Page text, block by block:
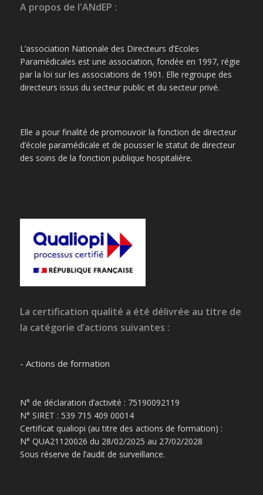
A propos de l'ANdEP :
L’association Nationale des Directeurs d’Ecoles
Paramédicales est une association, fondée en 1997, régie
par la loi sur les associations de 1901. Elle regroupe des
directeurs issus du secteur public et du secteur privé.
Elle a pour finalité de promouvoir la fonction de directeur
d’école paramédicale et de pousser le statut de directeur
des soins de la fonction publique hospitalière.
La certification qualité a été délivrée au titre de
la catégorie d’actions suivantes :
- Actions de formation
N° de déclaration d’activité : 75190092119
N° SIRET : 539 715 409 00014
Certificat qualiopi (au titre des actions de formation) :
N° QUA21120026 du 28/02/2025 au 27/02/2028
Sous réserve de l’audit de surveillance.